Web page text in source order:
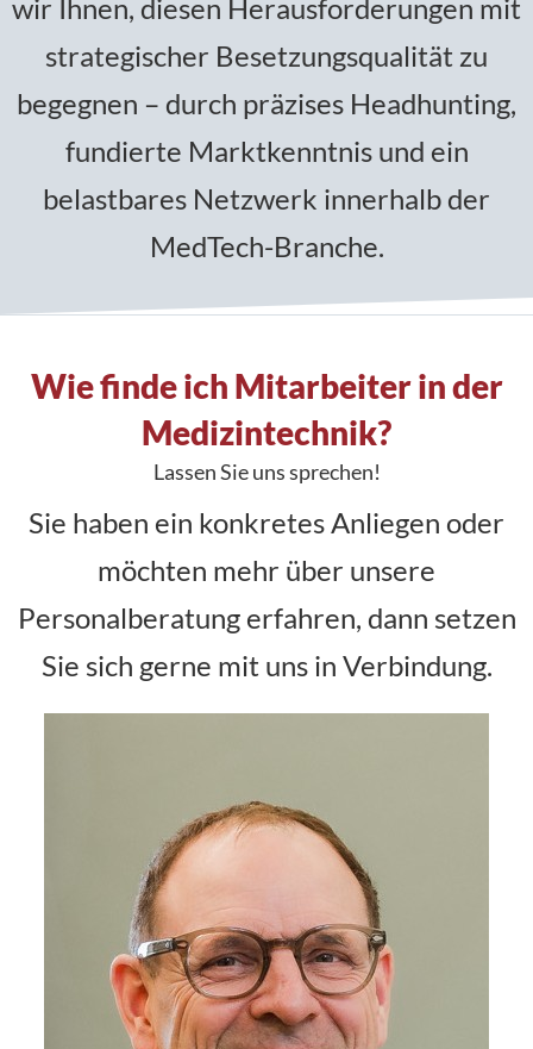
wir Ihnen, diesen Herausforderungen mit
strategischer Besetzungsqualität zu
begegnen – durch präzises Headhunting,
fundierte Marktkenntnis und ein
belastbares Netzwerk innerhalb der
MedTech-Branche.
Wie finde ich Mitarbeiter in der
Medizintechnik?
Lassen Sie uns sprechen!
Sie haben ein konkretes Anliegen oder
möchten mehr über unsere
Personalberatung erfahren, dann setzen
Sie sich gerne mit uns in Verbindung.